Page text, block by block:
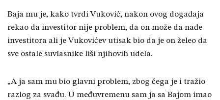
Baja mu je, kako tvrdi Vuković, nakon ovog događaja
rekao da investitor nije problem, da on može da nađe
investitora ali je Vukovićev utisak bio da je on želeo da
sve ostale suvlasnike liši njihovih udela.
„A ja sam mu bio glavni problem, zbog čega je i tražio
razlog za svađu. U međuvremenu sam ja sa Bajom imao